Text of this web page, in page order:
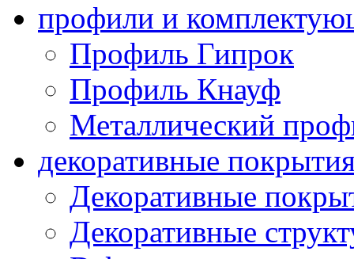
профили и
Профиль Гипрок
Профиль Кнауф
Металлический
декоративные
Декоративные
Декоративные